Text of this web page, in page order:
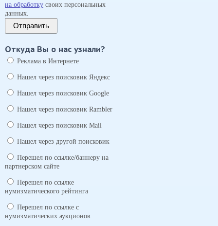
на обработку своих персональных
данных.
Отправить
Откуда Вы о нас узнали?
Реклама в Интернете
Нашел через поисковик Яндекс
Нашел через поисковик Google
Нашел через поисковик Rambler
Нашел через поисковик Mail
Нашел через другой поисковик
Перешел по ссылке/баннеру на
партнерском сайте
Перешел по ссылке
нумизматического рейтинга
Перешел по ссылке с
нумизматических аукционов